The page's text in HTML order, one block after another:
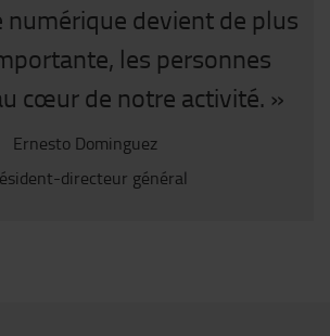
numérique devient de plus
les personnes
cœur de notre activité. »
Ernesto Dominguez
directeur général